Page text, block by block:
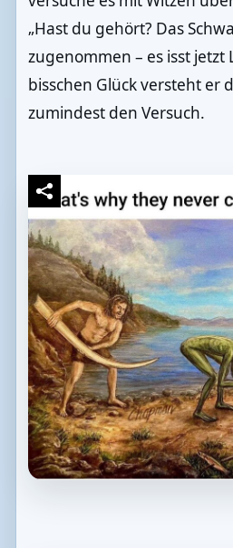
„Hast du gehört? Das
zugenommen – es isst jetzt
bisschen Glück versteht er
zumindest den Versuch.